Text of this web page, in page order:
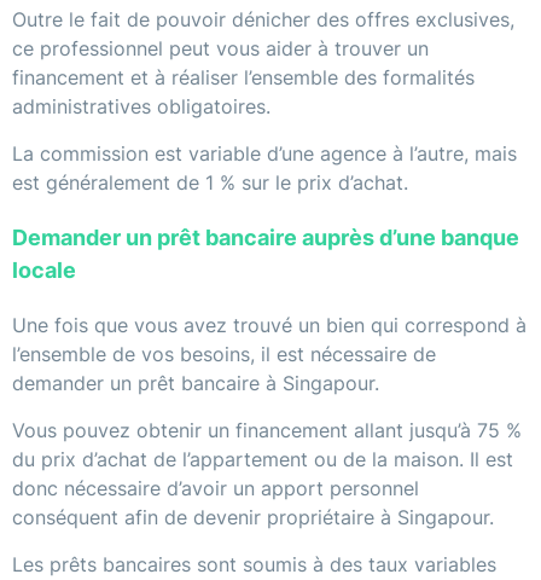
Outre le fait de pouvoir dénicher des offres exclusives,
ce professionnel peut vous aider à trouver un
financement et à réaliser l’ensemble des formalités
administratives obligatoires.
La commission est variable d’une agence à l’autre, mais
est généralement de 1 % sur le prix d’achat.
Demander un prêt bancaire auprès d’une banque
locale
Une fois que vous avez trouvé un bien qui correspond à
l’ensemble de vos besoins, il est nécessaire de
demander un prêt bancaire à Singapour.
Vous pouvez obtenir un financement allant jusqu’à 75 %
du prix d’achat de l’appartement ou de la maison. Il est
donc nécessaire d’avoir un apport personnel
conséquent afin de devenir propriétaire à Singapour.
Les prêts bancaires sont soumis à des taux variables